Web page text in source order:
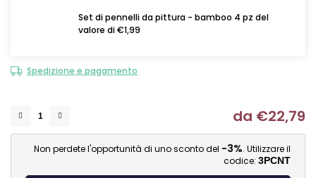
Set di pennelli da pittura - bamboo 4 pz del
valore di €1,99
Spedizione e pagamento
da €22,79
Non perdete l'opportunità di uno sconto del -3%. Utilizzare il
codice: 3PCNT